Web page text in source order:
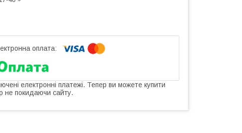
електронні платежі. Тепер ви можете купити
не покидаючи сайту.